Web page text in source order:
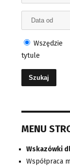
Wszędzie
tytule
MENU
Wskazówki
Współpraca